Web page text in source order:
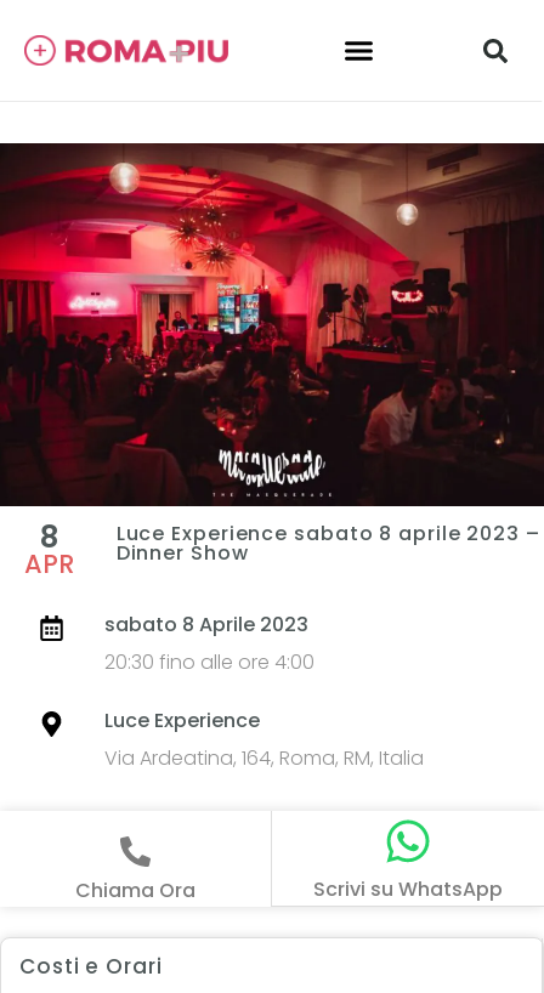
8
APR
Luce Experience sabato 8 aprile 2023 –
Dinner Show
sabato 8 Aprile 2023
20:30 fino alle ore 4:00
Luce Experience
Via Ardeatina, 164, Roma, RM, Italia
Chiama Ora Scrivi su WhatsApp
Costi e Orari